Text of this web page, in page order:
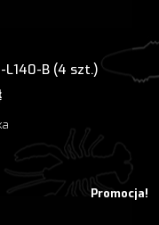
L140-B (4 szt.)
Aktualna
wynosi:
Promocja!